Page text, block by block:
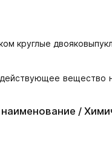
круглые
вещество
/